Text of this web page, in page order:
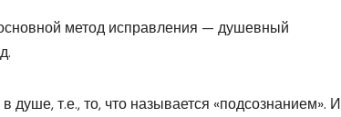
метод исправления — душевный
т.е., то, что называется «подсознанием». И